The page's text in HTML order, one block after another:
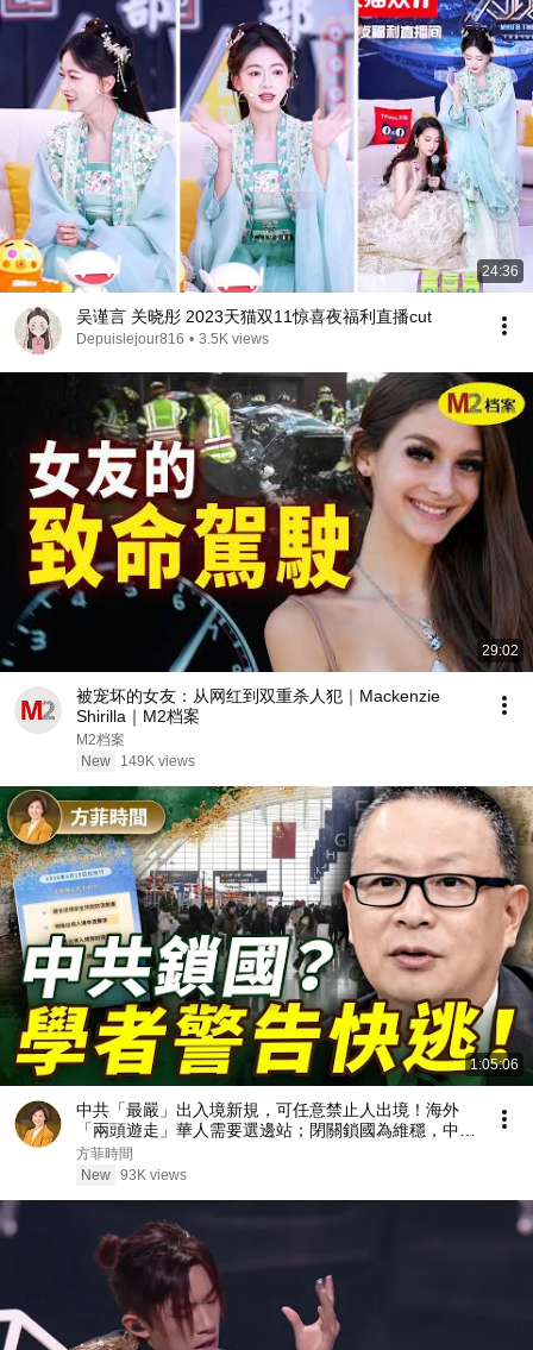
24:36
吴谨言 关晓彤 2023天猫双11惊喜夜福利直播cut
Depuislejour816 • 3.5K views
29:02
被宠坏的女友：从网红到双重杀人犯｜Mackenzie
Shirilla｜M2档案
M2档案
New
149K views
1:05:06
中共「最嚴」出入境新規，可任意禁止人出境！海外
「兩頭遊走」華人需要選邊站；閉關鎖國為維穩，中共
內鬥已白熱化！｜胡力任｜#方菲播客
方菲時間
New 93K views